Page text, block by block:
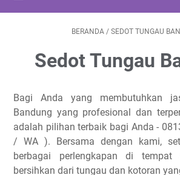
BERANDA / SEDOT TUNGAU
Sedot Tungau
Bagi Anda yang membutuhkan
Bandung yang profesional dan
adalah pilihan terbaik bagi Anda -
/ WA ). Bersama dengan kami,
berbagai perlengkapan di
bersihkan dari tungau dan kotoran